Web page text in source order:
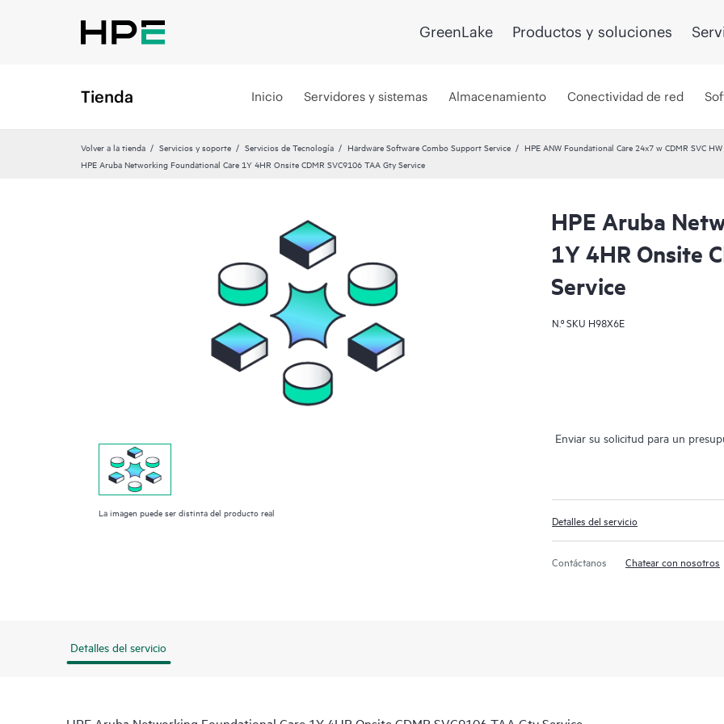
GreenLake Productos y soluciones
Tienda Inicio Servidores y sistemas Almacenamiento Conectividad de red
Volver a la tienda Servicios y soporte Servicios de Tecnología Hardware Software Combo Support Service
HPE ANW Foundational Care 24x7 w CDMR SVC
HPE Aruba Networking Foundational Care 1Y 4HR Onsite CDMR SVC9106 TAA Gty Service
La imagen puede ser distinta del producto real
HPE Aruba
1Y 4HR Onsite
Service
N.º SKU H98X6E
Enviar su solicitud para un
Detalles del servicio
Contáctanos Chatear con nosotros
Detalles del servicio